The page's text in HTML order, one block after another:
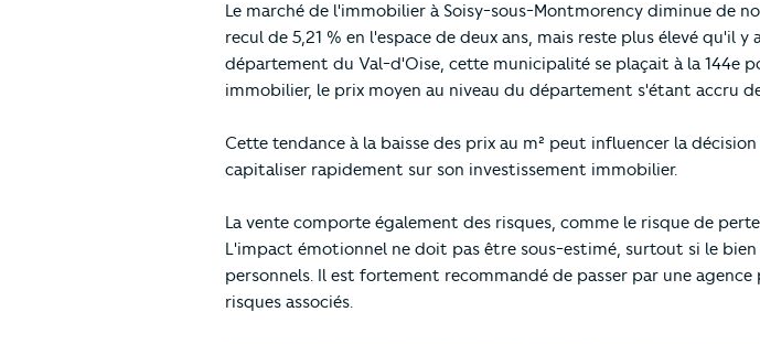
Le marché de l'immobilier à Soisy-sous-Montmorency diminue de
recul de 5,21 % en l'espace de deux ans, mais reste plus élevé qu'il y
département du Val-d'Oise, cette municipalité se plaçait à la 144e
immobilier, le prix moyen au niveau du département s'étant accru de
Cette tendance à la baisse des prix au m² peut influencer la
capitaliser rapidement sur son investissement immobilier.
La vente comporte également des risques, comme le risque de
L'impact émotionnel ne doit pas être sous-estimé, surtout si le
personnels. Il est fortement recommandé de passer par une
risques associés.